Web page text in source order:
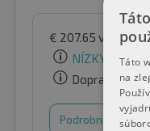
€ 207.65 vrátane
NÍZKY STAV
Doprava
Podrobnosti
Táto
na